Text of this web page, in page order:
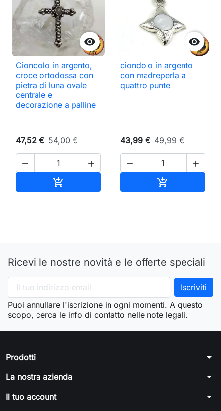

Ciondolo in argento,
croce ortodossa con
pietra di luna ovale
centrale e
decorazione a palline
47,52 € 54,00 €
 


ciondolo in argento
con madreperla a
quattro punte
43,99 € 49,99 €
 

Ricevi le nostre novità e le offerte speciali
Puoi annullare l'iscrizione in ogni momenti. A questo
scopo, cerca le info di contatto nelle note legali.
Prodotti arrow_drop_down
La nostra azienda arrow_drop_down
Il tuo account
arrow_drop_down